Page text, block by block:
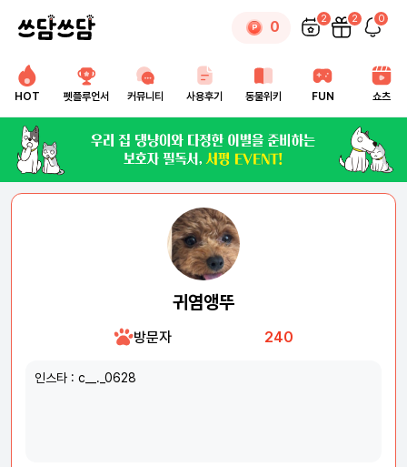
0 2 2 0
HOT 펫플루언서 커뮤니티 사용후기 동물위키 FUN 쇼츠
귀염앵뚜
방문자 240
인스타 : c__._0628